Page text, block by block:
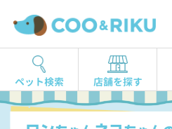
ペット検索 店舗を探す